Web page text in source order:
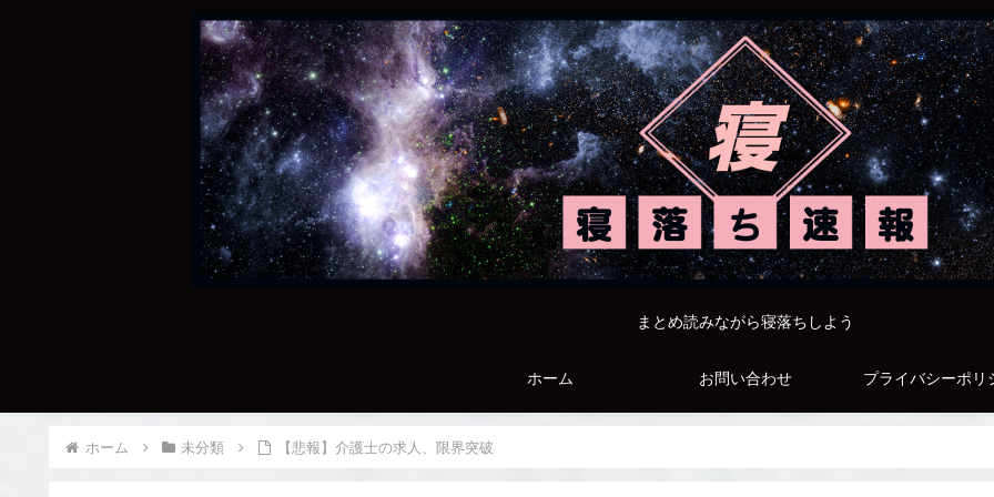
まとめ読みながら寝落ちしよう
ホーム お問い合わせ プライバシーポリ
ホーム 未分類 【悲報】介護士の求人、限界突破